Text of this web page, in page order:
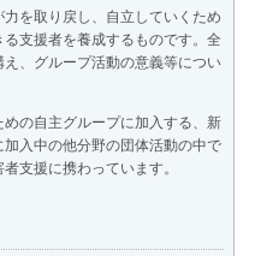
を取り戻し、自立していくため
支援者を養成するものです。全
、グループ活動の意義等につい
の自主グループに加入する、新
入中の他分野の団体活動の中で
支援に携わっています。